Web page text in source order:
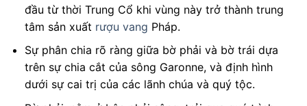
đầu từ thời Trung Cổ khi vùng này trở thành trung
tâm sản xuất rượu vang Pháp.
Sự phân chia rõ ràng giữa bờ phải và bờ trái dựa
trên sự chia cắt của sông Garonne, và định hình
dưới sự cai trị của các lãnh chúa và quý tộc.